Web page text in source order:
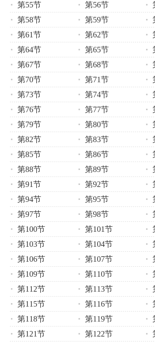
第55节
第56节
第58节
第59节
第61节
第62节
第64节
第65节
第67节
第68节
第70节
第71节
第73节
第74节
第76节
第77节
第79节
第80节
第82节
第83节
第85节
第86节
第88节
第89节
第91节
第92节
第94节
第95节
第97节
第98节
第100节
第101节
第103节
第104节
第106节
第107节
第109节
第110节
第112节
第113节
第115节
第116节
第118节
第119节
第121节
第122节